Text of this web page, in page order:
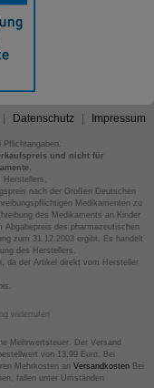
Datenschutz Impressum
Pflichtangaben.
und nicht für
Herstellers.
nach der Großen Deutschen
Medikamenten zu
des Medikaments an Kinder
des pharmazeutischen
zum 31.12.2003 ergibt. Es handelt
des Herstellers.
da der Artikel direkt vom Hersteller
widerrufen
Mehrwertsteuer. Der Versand
von 13,99 Euro. Bei
Mehrkosten an VersandkostenBei
fallen unter Umständen